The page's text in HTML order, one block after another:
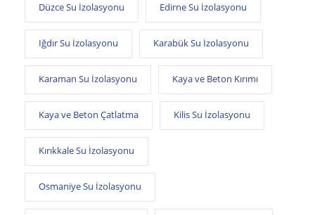
Düzce Su İzolasyonu Edirne Su İzolasyonu
Iğdır Su İzolasyonu Karabük Su İzolasyonu
Karaman Su İzolasyonu Kaya ve Beton Kırımı
Kaya ve Beton Çatlatma Kilis Su İzolasyonu
Kırıkkale Su İzolasyonu
Osmaniye Su İzolasyonu